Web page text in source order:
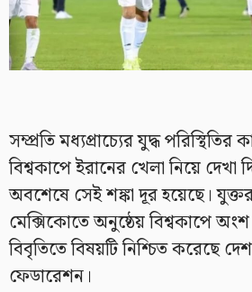
সম্প্রতি মধ্যপ্রাচ্যের যুদ্ধ
বিশ্বকাপে ইরানের খেলা নিয়ে দেখা
অবশেষে সেই শঙ্কা দূর হয়েছে।
মেক্সিকোতে অনুষ্ঠেয় বিশ্বকাপে
বিবৃতিতে বিষয়টি নিশ্চিত করেছে
ফেডারেশন।